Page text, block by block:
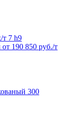
7 h9
от 190 850 руб./т
300